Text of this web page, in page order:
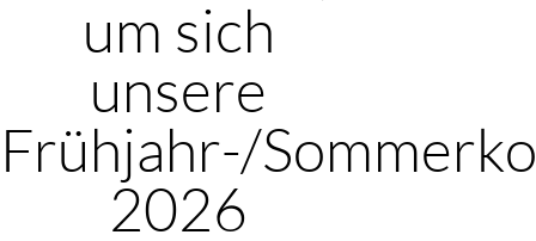
um sich
unsere
Frühjahr-/
2026